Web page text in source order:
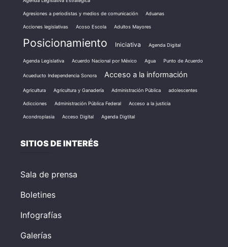
Agresiones a periodistas y medios de comunicación Aduanas
Acciones legislativas Acoso Escola Adultos Mayores
Posicionamiento Iniciativa Agenda Digital
Agenda Legislativa Acuerdo Nacional por México Agua Punto de Acuerdo
Acueducto Independencia Sonora Acceso a la información
Agricultura Agricultura y Ganadería Administración Pública adolescentes
Adicciones Administración Pública Federal Acceso a la justicia
Acondroplasia Acceso Digital Agenda Digtital
SITIOS DE INTERÉS
Sala de prensa
Boletines
Infografías
Galerías